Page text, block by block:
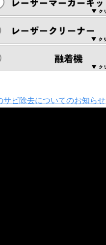
サビ除去についてのお知らせ